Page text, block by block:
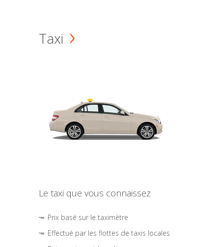
Taxi
Le taxi que vous connaissez
Prix basé sur le taximètre
Effectué par les flottes de taxis locales